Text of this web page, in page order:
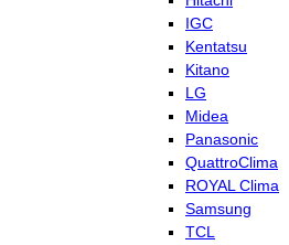
IGC
Kentatsu
Kitano
LG
Midea
Panasonic
QuattroClima
ROYAL Clima
Samsung
TCL